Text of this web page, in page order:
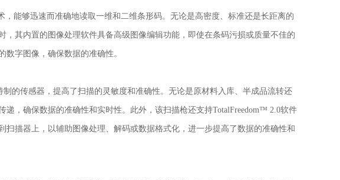
，能够迅速而准确地读取一维和二维条形码。无论是高密度、标准还是长距离的
其内置的图像处理软件具备高级图像编辑功能，即使在条码污损或质量不佳的
字图像，确保数据的准确性。
的传感器，提高了扫描的灵敏度和准确性。无论是原材料入库、半成品流转还
，确保数据的准确性和实时性。此外，该扫描枪还支持TotalFreedom™ 2.0软件
描器上，以辅助图像处理、解码或数据格式化，进一步提高了数据的准确性和